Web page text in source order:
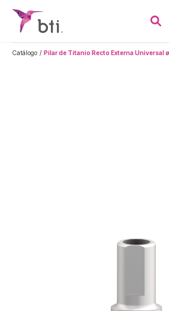
BTI - Human Tecnology
Catálogo Pilar de Titanio Recto Externa Universal